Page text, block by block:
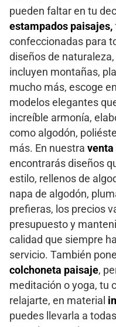
pueden faltar en tu
estampados paisajes,
confeccionadas para
diseños de
incluyen montañas,
mucho más, escoge
modelos elegantes
increíble armonía,
como algodón,
más. En nuestra venta
encontrarás diseños
estilo, rellenos de
napa de algodón,
prefieras, los precios
presupuesto y
calidad que siempre
servicio. También
colchoneta paisaje,
meditación o yoga, tu
relajarte, en material
puedes llevarla a